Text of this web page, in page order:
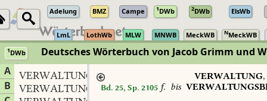
Adelung BMZ Campe 1DWb 2DWb ElsWb
LmL LothWb MLW MNWB MeckWB NMeckWB
1DWb Deutsches Wörterbuch von Jacob Grimm und
A
B
VERWALTUNG ,f.
VERWALTUNGSWEISZ,adv.
Bd. 25, Sp. 2105
VERWALTUNG,
f. bis